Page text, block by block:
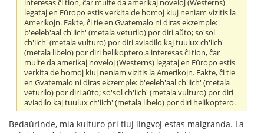
interesas ĉi tion, ĉar multe da amerikaj noveloj (Westerns)
legataj en Eŭropo estis verkita de homoj kiuj neniam vizitis la
Amerikojn. Fakte, ĉi tie en Gvatemalo ni diras ekzemple:
b'eeleb'aal ch'iich' (metala veturilo) por diri aŭto; so'sol
ch'iich' (metala vulturo) por diri aviadilo kaj tuulux ch'iich'
(metala libelo) por diri helikoptero.a interesas ĉi tion, ĉar
multe da amerikaj noveloj (Westerns) legataj en Eŭropo estis
verkita de homoj kiuj neniam vizitis la Amerikojn. Fakte, ĉi tie
en Gvatemalo ni diras ekzemple: b'eeleb'aal ch'iich' (metala
veturilo) por diri aŭto; so'sol ch'iich' (metala vulturo) por diri
aviadilo kaj tuulux ch'iich' (metala libelo) por diri helikoptero.
Bedaŭrinde, mia kulturo pri tiuj lingvoj estas malgranda. La